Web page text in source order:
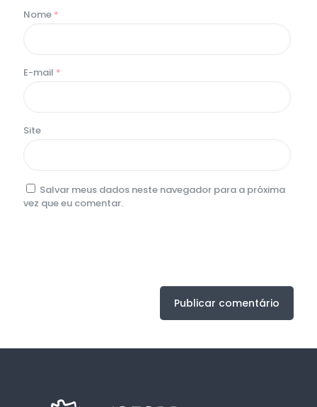
Nome *
E-mail *
Site
Salvar meus dados neste navegador para a próxima
vez que eu comentar.